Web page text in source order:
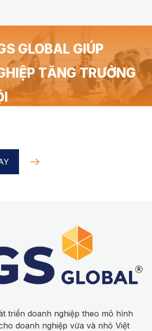
GLOBAL GIÚP
TĂNG TRƯỞNG
triển doanh nghiệp theo mô hình
doanh nghiệp vừa và nhỏ Việt